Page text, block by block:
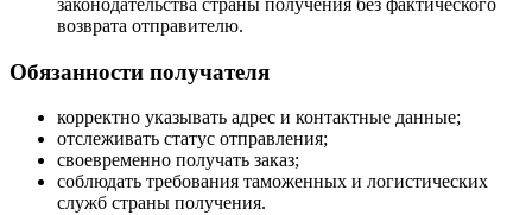
возврата отправителю.
Обязанности получателя
корректно указывать адрес и контактные данные;
отслеживать статус отправления;
своевременно получать заказ;
соблюдать требования таможенных и логистических
служб страны получения.